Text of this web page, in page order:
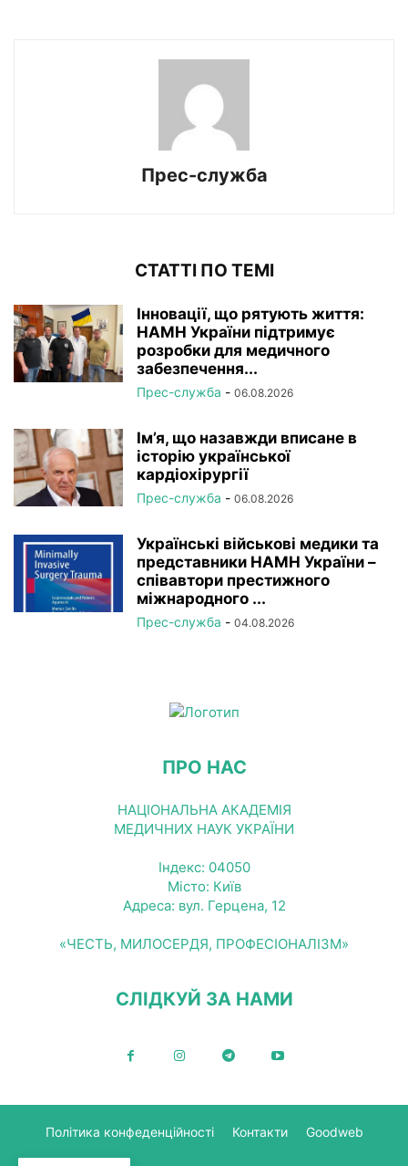
Прес-служба
СТАТТІ ПО ТЕМІ
Інновації, що рятують життя:
НАМН України підтримує
розробки для медичного
забезпечення...
Прес-служба - 06.08.2026
Ім’я, що назавжди вписане в
історію української
кардіохірургії
Прес-служба - 06.08.2026
Українські військові медики та
представники НАМН України –
співавтори престижного
міжнародного ...
Прес-служба - 04.08.2026
ПРО НАС
НАЦІОНАЛЬНА АКАДЕМІЯ
МЕДИЧНИХ НАУК УКРАЇНИ
Індекс: 04050
Місто: Київ
Адреса: вул. Герцена, 12
«ЧЕСТЬ, МИЛОСЕРДЯ, ПРОФЕСІОНАЛІЗМ»
СЛІДКУЙ ЗА НАМИ
Політика конфеденційності Контакти Goodweb